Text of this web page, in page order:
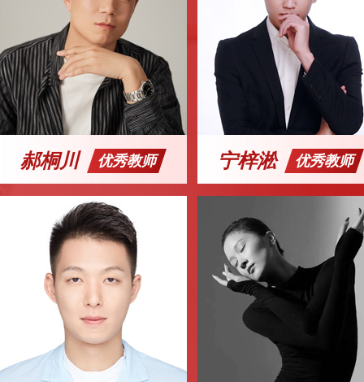
郝桐川 优秀教师 宁梓淞 优秀教师